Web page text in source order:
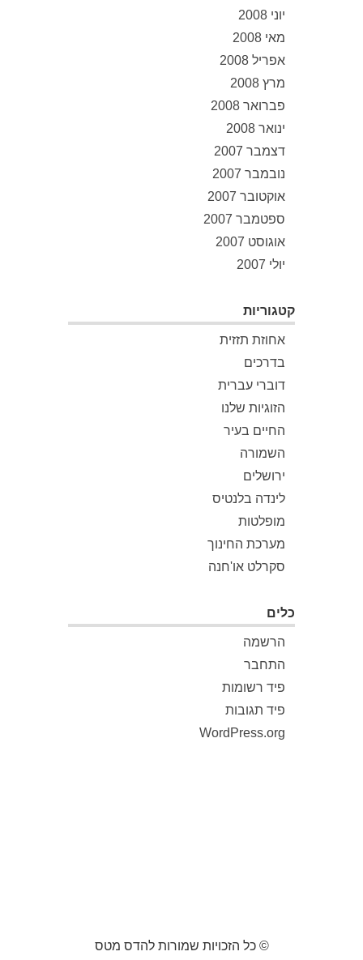
יוני 2008
מאי 2008
אפריל 2008
מרץ 2008
פברואר 2008
ינואר 2008
דצמבר 2007
נובמבר 2007
אוקטובר 2007
ספטמבר 2007
אוגוסט 2007
יולי 2007
קטגוריות
אחוזת תזזית
בדרכים
דוברי עברית
הזוגיות שלנו
החיים בעיר
השמורה
ירושלים
לינדה בלנטיס
מופלטות
מערכת החינוך
סקרלט או'חנה
כלים
הרשמה
התחבר
פיד רשומות
פיד תגובות
WordPress.org
© כל הזכויות שמורות להדס מטס